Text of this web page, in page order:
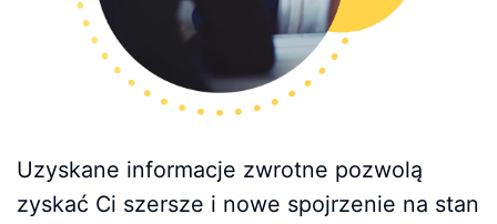
Uzyskane informacje zwrotne pozwolą
zyskać Ci szersze i nowe spojrzenie na stan